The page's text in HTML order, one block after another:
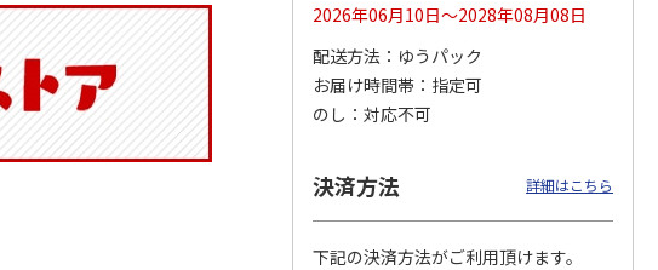
陶器ダイカットマグ
カップ ポムポムプ
リン CHMGD4
2,970円
(送料別・税込)
コーデュロイ生地ラ
ンチバッグ ハロー
キティ KCOB2
2,200円
(送料別・税込)
ふわっとフタタイト
パペットスンスン
R…
1,485円
(送料別・税込)
八角形ステンレスマ
2026年06月10日～2028年08月08日
配送方法
ゆうパック
お届け時間帯
指定可
のし
対応不可
決済方法 詳細はこちら
下記の決済方法がご利用頂けます。